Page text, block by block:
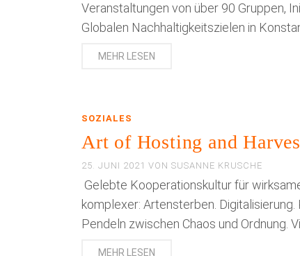
Veranstaltungen von über 90 Gruppen,
Globalen Nachhaltigkeitszielen in
MEHR LESEN
SOZIALES
Art of Hosting and
25. JUNI 2021 VON SUSANNE KRUSCHE
Gelebte Kooperationskultur für
komplexer: Artensterben.
Pendeln zwischen Chaos und Ordnung.
MEHR LESEN